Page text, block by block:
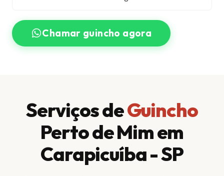
Chamar guincho agora
Serviços deGuincho
Perto de Mim em
Carapicuíba - SP